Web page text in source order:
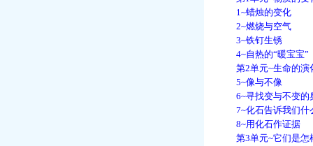
1~蜡烛的变化
2~燃烧与空气
3~铁钉生锈
4~自热的“暖宝宝”
第2单元~生命的演
5~像与不像
6~寻找变与不变的
7~化石告诉我们什
8~用化石作证据
第3单元~它们是怎